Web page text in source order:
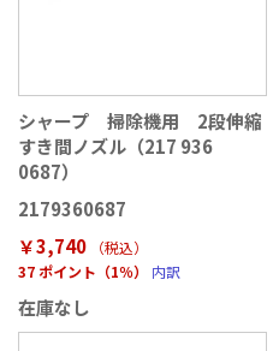
シャープ 掃除機用 2段伸縮
すき間ノズル（217 936
0687）
2179360687
￥3,740
（税込）
37 ポイント（1％）
内訳
在庫なし